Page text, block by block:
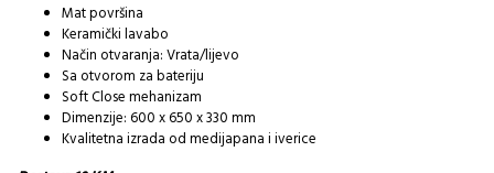
Mat površina
Keramički lavabo
Način otvaranja: Vrata/lijevo
Sa otvorom za bateriju
Soft Close mehanizam
Dimenzije: 600 x 650 x 330 mm
Kvalitetna izrada od medijapana i iverice